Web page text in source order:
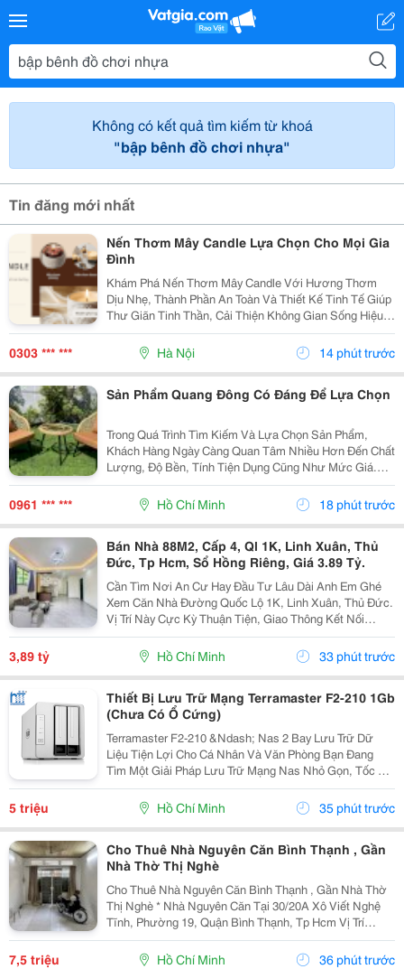
Không có kết quả tìm kiếm từ khoá
"bập bênh đồ chơi nhựa"
Tin đăng mới nhất
Nến Thơm Mây Candle Lựa Chọn Cho Mọi Gia
Đình
Khám Phá Nến Thơm Mây Candle Với Hương Thơm
Dịu Nhẹ, Thành Phần An Toàn Và Thiết Kế Tinh Tế Giúp
Thư Giãn Tinh Thần, Cải Thiện Không Gian Sống Hiệu
Quả. Nến Thơm Mây Candle &Ndash; Giải Pháp Thư
Giãn Cho Cuộc Sống Hiện Đại Trong Cuộc Sống Hiện...
0303 *** *** Hà Nội 14 phút trước
Sản Phẩm Quang Đông Có Đáng Để Lựa Chọn
Trong Quá Trình Tìm Kiếm Và Lựa Chọn Sản Phẩm,
Khách Hàng Ngày Càng Quan Tâm Nhiều Hơn Đến Chất
Lượng, Độ Bền, Tính Tiện Dụng Cũng Như Mức Giá.
Thay Vì Chỉ Dựa Vào Quảng Cáo Hoặc Thông Tin Từ
Người Bán, Nhiều Người Có Xu Hướng Tìm Hiểu Thêm
Thông Tin...
0961 *** *** Hồ Chí Minh 18 phút trước
Bán Nhà 88M2, Cấp 4, Ql 1K, Linh Xuân, Thủ
Đức, Tp Hcm, Sổ Hồng Riêng, Giá 3.89 Tỷ.
Cần Tìm Nơi An Cư Hay Đầu Tư Lâu Dài Anh Em Ghé
Xem Căn Nhà Đường Quốc Lộ 1K, Linh Xuân, Thủ Đức.
Vị Trí Này Cực Kỳ Thuận Tiện, Giao Thông Kết Nối
Nhanh Chóng, Cực Kỳ Phù Hợp Cho Khách Mua Để Giữ
Tài Sản Hoặc Cho Thuê Đều Rất Ổn Định. Thông Tin...
3,89 tỷ Hồ Chí Minh 33 phút trước
Thiết Bị Lưu Trữ Mạng Terramaster F2-210 1Gb
(Chưa Có Ổ Cứng)
Terramaster F2-210 &Ndash; Nas 2 Bay Lưu Trữ Dữ
Liệu Tiện Lợi Cho Cá Nhân Và Văn Phòng Bạn Đang
Tìm Một Giải Pháp Lưu Trữ Mạng Nas Nhỏ Gọn, Tốc Độ
Ổn Định Và Hỗ Trợ Nhiều Tính Năng Sao Lưu?
Terramaster F2-210 Là Lựa Chọn Phù Hợp Cho Cá
Nhân, Gia...
5 triệu Hồ Chí Minh 35 phút trước
Cho Thuê Nhà Nguyên Căn Bình Thạnh , Gần
Nhà Thờ Thị Nghè
Cho Thuê Nhà Nguyên Căn Bình Thạnh , Gần Nhà Thờ
Thị Nghè * Nhà Nguyên Căn Tại 30/20A Xô Viết Nghệ
Tĩnh, Phường 19, Quận Bình Thạnh, Tp Hcm Vị Trí
Thuận Tiện, Khu Dân Cư Hiện Hữu, Di Chuyển Nhanh
Sang Trung Tâm. * Diện Tích 57M&Sup2; ( Ngang 4M,...
7,5 triệu Hồ Chí Minh 36 phút trước